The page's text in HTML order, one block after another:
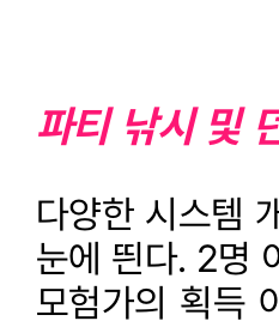
파티 낚시 및
다양한 시스템
눈에 띈다. 2명
모험가의 획득